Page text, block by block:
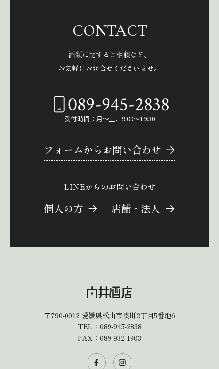
CONTACT
酒類に関するご相談など、
お気軽にお問合せくださいませ。
089-945-2838
受付時間：月～土、9:00～19:30
フォームからお問い合わせ
LINEからのお問い合わせ
個人の方 店舗・法人
〒790-0012 愛媛県松山市湊町2丁目5番地6
TEL： 089-945-2838
FAX：089-932-1903